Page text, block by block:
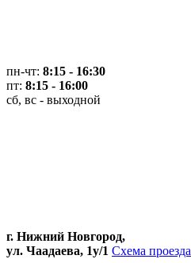
пн-чт: 8:15 - 16:30
пт: 8:15 - 16:00
сб, вс - выходной
г. Нижний Новгород,
ул. Чаадаева, 1у/1 Схема проезда